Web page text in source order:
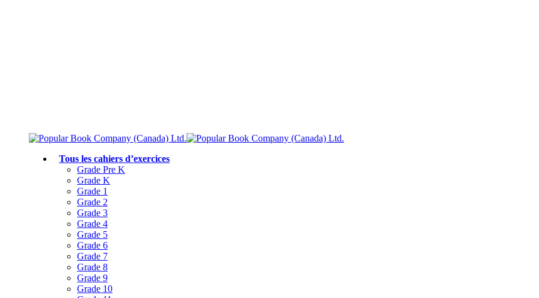
Tous les cahiers d’exercices
Grade Pre K
Grade K
Grade 1
Grade 2
Grade 3
Grade 4
Grade 5
Grade 6
Grade 7
Grade 8
Grade 9
Grade 10